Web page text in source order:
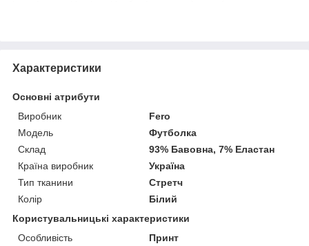
Характеристики
Основні атрибути
Виробник
Fero
Модель
Футболка
Склад
93% Бавовна, 7% Еластан
Країна виробник
Україна
Тип тканини
Стретч
Колір
Білий
Користувальницькі характеристики
Особливість
Принт